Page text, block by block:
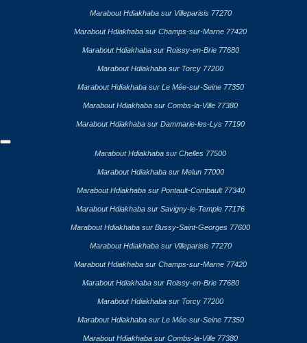
Marabout Hdiakhaba sur Villeparisis 77270
Marabout Hdiakhaba sur Champs-sur-Marne 77420
Marabout Hdiakhaba sur Roissy-en-Brie 77680
Marabout Hdiakhaba sur Torcy 77200
Marabout Hdiakhaba sur Le Mée-sur-Seine 77350
Marabout Hdiakhaba sur Combs-la-Ville 77380
Marabout Hdiakhaba sur Dammarie-les-Lys 77190
Marabout Hdiakhaba sur Chelles 77500
Marabout Hdiakhaba sur Melun 77000
Marabout Hdiakhaba sur Pontault-Combault 77340
Marabout Hdiakhaba sur Savigny-le-Temple 77176
Marabout Hdiakhaba sur Bussy-Saint-Georges 77600
Marabout Hdiakhaba sur Villeparisis 77270
Marabout Hdiakhaba sur Champs-sur-Marne 77420
Marabout Hdiakhaba sur Roissy-en-Brie 77680
Marabout Hdiakhaba sur Torcy 77200
Marabout Hdiakhaba sur Le Mée-sur-Seine 77350
Marabout Hdiakhaba sur Combs-la-Ville 77380